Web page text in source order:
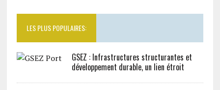
LES PLUS POPULAIRES:
GSEZ : Infrastructures structurantes et
développement durable, un lien étroit